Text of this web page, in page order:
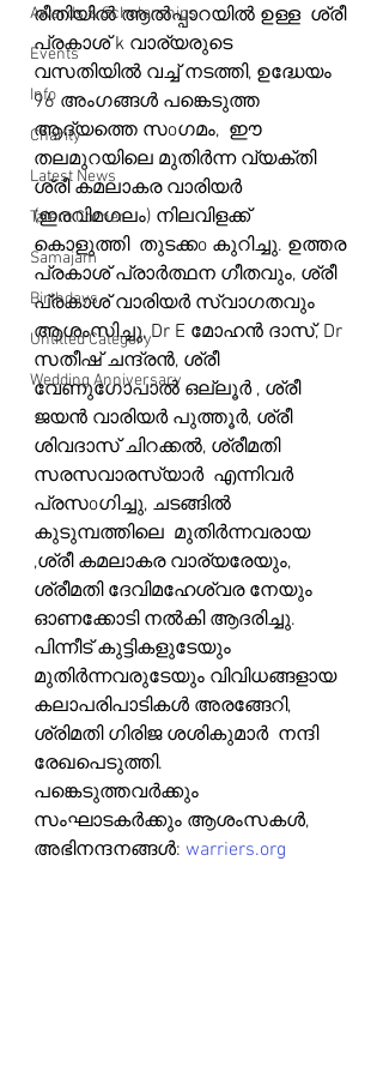
Awards & Scholarships
Events
Info
Charity
Latest News
Talent Corner
Samajam
Birthdays
Untitled Category
Wedding Anniversary
രീതിയിൽ ആൽപ്പാറയിൽ ഉള്ള  ശ്രീ
പ്രകാശ് k വാര്യരുടെ
വസതിയിൽ വച്ച് നടത്തി, ഉദ്ധേയം
96 അംഗങ്ങൾ പങ്കെടുത്ത
ആദ്യത്തെ സoഗമം,  ഈ
തലമുറയിലെ മുതിർന്ന വ്യക്തി
ശ്രീ കമലാകര വാരിയർ
(ഇരവിമഗലം) നിലവിളക്ക്
കൊളുത്തി  തുടക്കo കുറിച്ചു. ഉത്തര
പ്രകാശ് പ്രാർത്ഥന ഗീതവും, ശ്രീ
പ്രകാശ് വാരിയർ സ്വാഗതവും
ആശംസിച്ചു, Dr E മോഹൻ ദാസ്, Dr
സതീഷ് ചന്ദ്രൻ, ശ്രീ
വേണുഗോപാൽ ഒല്ലൂർ , ശ്രീ
ജയൻ വാരിയർ പുത്തൂർ, ശ്രീ
ശിവദാസ് ചിറക്കൽ, ശ്രീമതി
സരസവാരസ്യാർ  എന്നിവർ
പ്രസoഗിച്ചു, ചടങ്ങിൽ
കുടുമ്പത്തിലെ  മുതിർന്നവരായ
,ശ്രീ കമലാകര വാര്യരേയും,
ശ്രീമതി ദേവിമഹേശ്വര നേയും
ഓണക്കോടി നൽകി ആദരിച്ചു.
പിന്നീട് കുട്ടികളുടേയും
മുതിർന്നവരുടേയും വിവിധങ്ങളായ
കലാപരിപാടികൾ അരങ്ങേറി,
ശ്രിമതി ഗിരിജ ശശികുമാർ  നന്ദി
രേഖപെടുത്തി.
പങ്കെടുത്തവർക്കും
സംഘാടകർക്കും ആശംസകൾ,
അഭിനന്ദനങ്ങൾ: warriers.org